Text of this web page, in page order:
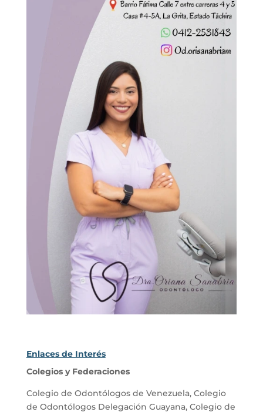
Enlaces de Interés
Colegios y Federaciones
Colegio de Odontólogos de Venezuela, Colegio
de Odontólogos Delegación Guayana, Colegio de